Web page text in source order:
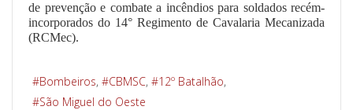
de prevenção e combate a incêndios para soldados recém-
incorporados do 14° Regimento de Cavalaria Mecanizada
(RCMec).
Bombeiros CBMSC
12º Batalhão
São Miguel do Oeste